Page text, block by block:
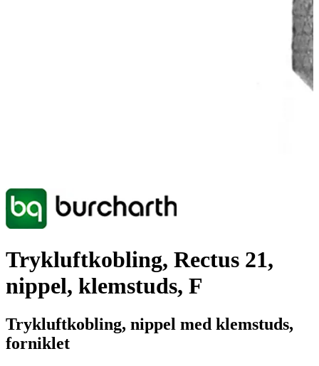
Trykluftkobling, Rectus 21,
nippel, klemstuds, F
Trykluftkobling, nippel med klemstuds,
forniklet